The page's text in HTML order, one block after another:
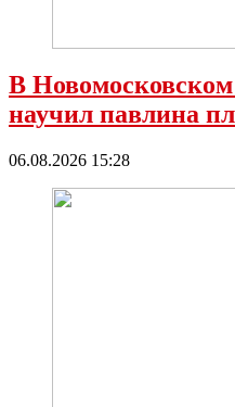
В
научил павлина
06.08.2026 15:28